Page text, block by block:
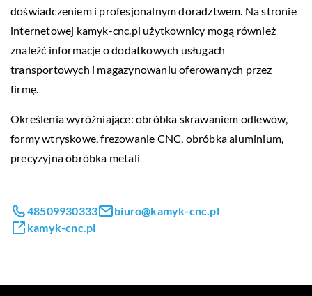
doświadczeniem i profesjonalnym doradztwem. Na stronie
internetowej kamyk-cnc.pl użytkownicy mogą również
znaleźć informacje o dodatkowych usługach
transportowych i magazynowaniu oferowanych przez
firmę.
Określenia wyróżniające: obróbka skrawaniem odlewów,
formy wtryskowe, frezowanie CNC, obróbka aluminium,
precyzyjna obróbka metali
48509930333
biuro@kamyk-cnc.pl
kamyk-cnc.pl